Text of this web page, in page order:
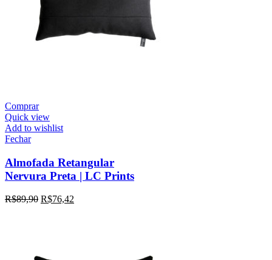
Comprar
Quick view
Add to wishlist
Fechar
Almofada Retangular
Nervura Preta | LC Prints
R$89,90 R$76,42